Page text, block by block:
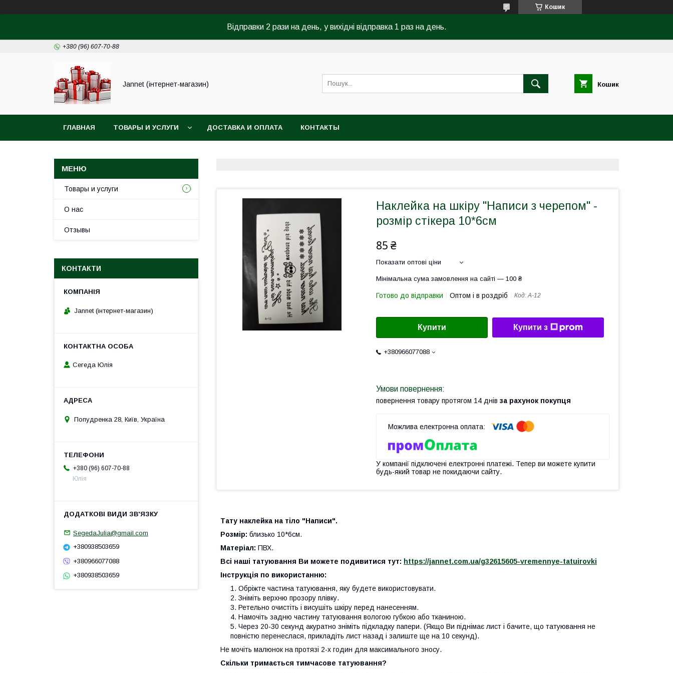
Кошик
Відправки 2 рази на день, у вихідні відправка 1 раз на день.
+380 (96) 607-70-88
Jannet (інтернет-магазин) Кошик
ГЛАВНАЯ ТОВАРЫ И УСЛУГИ ДОСТАВКА И ОПЛАТА КОНТАКТЫ
Наклейка на шкіру "Написи з черепом" -
розмір стікера 10*6см
85 ₴
Показати оптові ціни
Мінімальна сума замовлення на сайті — 100 ₴
Готово до відправки Оптом і в роздріб Код:А-12
Купити Купити з
+380966077088
повернення товару протягом 14 днів за рахунок покупця
У компанії підключені електронні платежі. Тепер ви можете купити
будь-який товар не покидаючи сайту.
Тату наклейка на тіло "Написи".
Розмір: близько 10*6см.
Матеріал: ПВХ.
Всі наші татуювання Ви можете подивитися тут: https://jannet.com.ua/g32615605-vremennye-tatuirovki
Інструкція по використанню:
Обріжте частина татуювання, яку будете використовувати.
Зніміть верхню прозору плівку.
Ретельно очистіть і висушіть шкіру перед нанесенням.
Намочіть задню частину татуювання вологою губкою або тканиною.
Через 20-30 секунд акуратно зніміть підкладку папери. (Якщо Ви піднімає лист і бачите, що татуювання не
повністю перенеслася, прикладіть лист назад і залиште ще на 10 секунд).
Не мочіть малюнок на протязі 2-х годин для максимального зносу.
Скільки тримається тимчасове татуювання?
Товары и услуги
О нас
Отзывы
КОНТАКТИ
Jannet (інтернет-магазин)
Сегеда Юлія
Попудренка 28, Київ, Україна
+380 (96) 607-70-88
Юлія
SegedaJulia@gmail.com
+380938503659
+380966077088
+380938503659